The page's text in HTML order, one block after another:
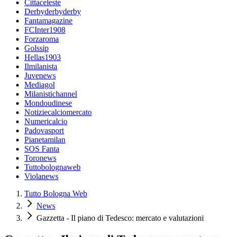
Cittaceleste
Derbyderbyderby
Fantamagazine
FCInter1908
Forzaroma
Golssip
Hellas1903
Ilmilanista
Juvenews
Mediagol
Milanistichannel
Mondoudinese
Notiziecalciomercato
Numericalcio
Padovasport
Pianetamilan
SOS Fanta
Toronews
Tuttobolognaweb
Violanews
Tutto Bologna Web
News
Gazzetta - Il piano di Tedesco: mercato e valutazioni